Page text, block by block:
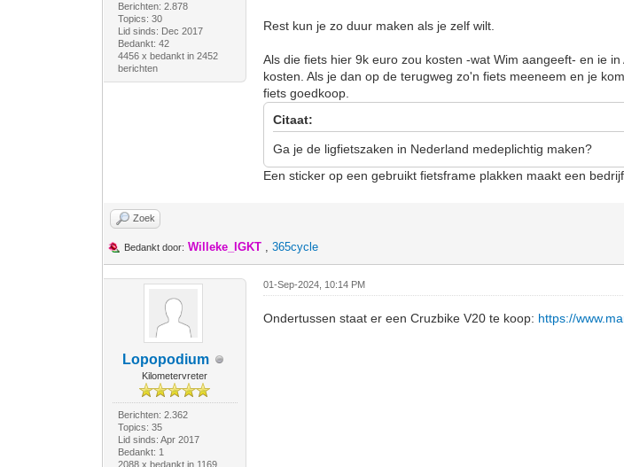
Berichten: 2.878
Topics: 30
Lid sinds: Dec 2017
Bedankt: 42
4456 x bedankt in 2452
berichten
Rest kun je zo duur maken als je zelf wilt.
Als die fiets hier 9k euro zou kosten -wat Wim aangeeft- en ie
kosten. Als je dan op de terugweg zo'n fiets meeneem en je
fiets goedkoop.
Citaat:
Ga je de ligfietszaken in Nederland medeplichtig maken?
Een sticker op een gebruikt fietsframe plakken maakt een
Zoek
Bedankt door: Willeke_IGKT ,365cycle
Lopopodium
Kilometervreter
Berichten: 2.362
Topics: 35
Lid sinds: Apr 2017
Bedankt: 1
2088 x bedankt in 1169
01-Sep-2024, 10:14 PM
Ondertussen staat er een Cruzbike V20 te koop: https://